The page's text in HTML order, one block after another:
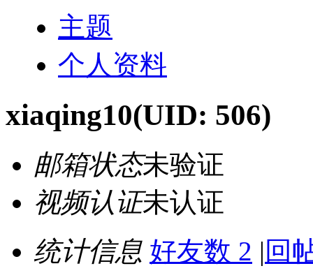
主题
个人资料
xiaqing10(UID: 506)
邮箱状态未验证
视频认证未认证
统计信息 好友数 2 | 回